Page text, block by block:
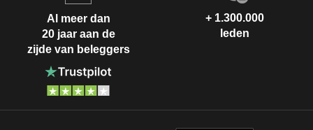
Al meer dan
20 jaar aan de
zijde van beleggers
+ 1.300.000
leden